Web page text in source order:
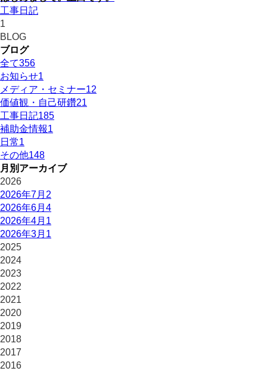
工事日記
1
BLOG
ブログ
全て356
お知らせ1
メディア・セミナー12
価値観・自己研鑽21
工事日記185
補助金情報1
日常1
その他148
月別アーカイブ
2026
2026年7月 2
2026年6月 4
2026年4月 1
2026年3月 1
2025
2024
2023
2022
2021
2020
2019
2018
2017
2016